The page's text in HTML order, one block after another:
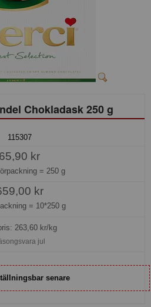
Chokladask 250 g
115307
65,90 kr
= 250 g
kr
= 10*250 g
263,60kr/kg
jul
senare